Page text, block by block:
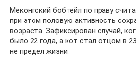
Меконгский бобтейл по праву
при этом половую активность
возраста. Зафиксирован случай,
было 22 года, а кот стал отцом в
не предел жизни.